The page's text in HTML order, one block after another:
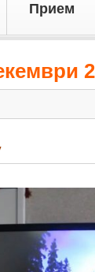
Прием